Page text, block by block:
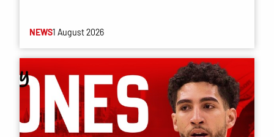
NEWS1 August 2026